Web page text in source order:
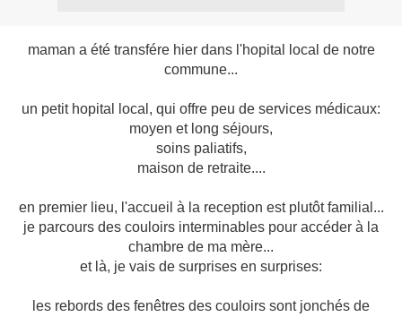
maman a été transfére hier dans l'hopital local de notre
commune...
un petit hopital local, qui offre peu de services médicaux:
moyen et long séjours,
soins paliatifs,
maison de retraite....
en premier lieu, l'accueil à la reception est plutôt familial...
je parcours des couloirs interminables pour accéder à la
chambre de ma mère...
et là, je vais de surprises en surprises:
les rebords des fenêtres des couloirs sont jonchés de